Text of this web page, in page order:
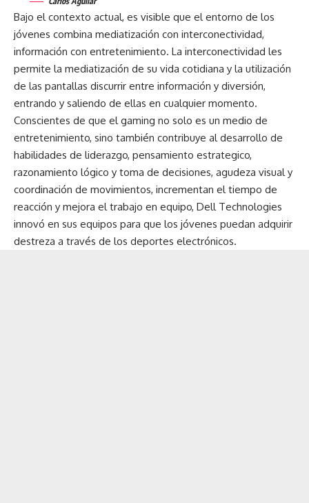
Bajo el contexto actual, es visible que el entorno de los
jóvenes combina mediatización con interconectividad,
información con entretenimiento. La interconectividad les
permite la mediatización de su vida cotidiana y la utilización
de las pantallas discurrir entre información y diversión,
entrando y saliendo de ellas en cualquier momento.
Conscientes de que el gaming no solo es un medio de
entretenimiento, sino también contribuye al desarrollo de
habilidades de liderazgo, pensamiento estrategico,
razonamiento lógico y toma de decisiones, agudeza visual y
coordinación de movimientos, incrementan el tiempo de
reacción y mejora el trabajo en equipo, Dell Technologies
innovó en sus equipos para que los jóvenes puedan adquirir
destreza a través de los deportes electrónicos.